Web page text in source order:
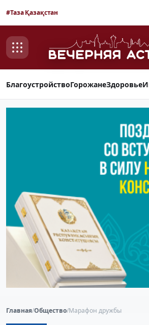
#Таза Қазақстан
БлагоустройствоГорожанеЗдоровье
Главная/Общество/Марафон дружбы